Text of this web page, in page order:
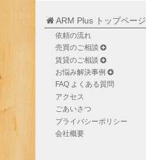
ARM Plus トップページ
依頼の流れ
売買のご相談
賃貸のご相談
お悩み解決事例
FAQ よくある質問
アクセス
ごあいさつ
プライバシーポリシー
会社概要